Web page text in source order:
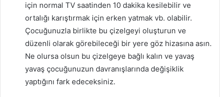
için normal TV saatinden 10 dakika kesilebilir ve
ortalığı karıştırmak için erken yatmak vb. olabilir.
Çocuğunuzla birlikte bu çizelgeyi oluşturun ve
düzenli olarak görebileceği bir yere göz hizasına asın.
Ne olursa olsun bu çizelgeye bağlı kalın ve yavaş
yavaş çocuğunuzun davranışlarında değişiklik
yaptığını fark edeceksiniz.